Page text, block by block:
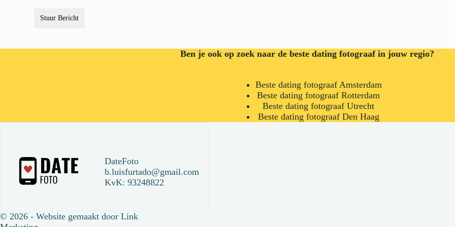
Stuur Bericht
Ben je ook op zoek naar de beste dating fotograaf in jouw regio?
Beste dating fotograaf Amsterdam
Beste dating fotograaf Rotterdam
Beste dating fotograaf Utrecht
Beste dating fotograaf Den Haag
DateFoto
b.luisfurtado@gmail.com
KvK: 93248822
© 2026 - Website gemaakt door Link